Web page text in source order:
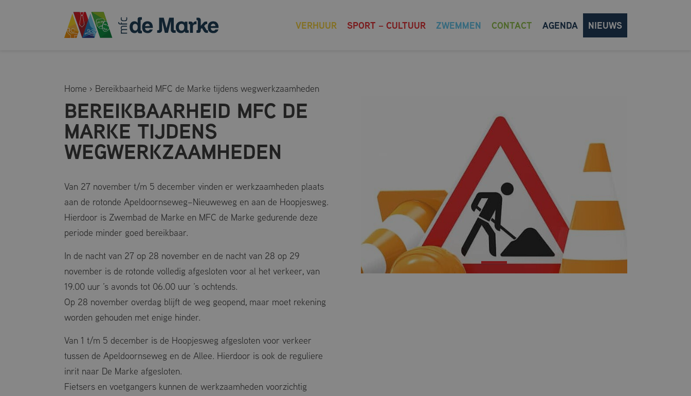
VERHUUR SPORT – CULTUUR ZWEMMEN CONTACT AGENDA NIEUWS
Home › Bereikbaarheid MFC de Marke tijdens wegwerkzaamheden
BEREIKBAARHEID MFC DE
MARKE TIJDENS
WEGWERKZAAMHEDEN
Van 27 november t/m 5 december vinden er werkzaamheden plaats
aan de rotonde Apeldoornseweg–Nieuweweg en aan de Hoopjesweg.
Hierdoor is Zwembad de Marke en MFC de Marke gedurende deze
periode minder goed bereikbaar.
In de nacht van 27 op 28 november en de nacht van 28 op 29
november is de rotonde volledig afgesloten voor al het verkeer, van
19.00 uur ’s avonds tot 06.00 uur ’s ochtends.
Op 28 november overdag blijft de weg geopend, maar moet rekening
worden gehouden met enige hinder.
Van 1 t/m 5 december is de Hoopjesweg afgesloten voor verkeer
tussen de Apeldoornseweg en de Allee. Hierdoor is ook de reguliere
inrit naar De Marke afgesloten.
Fietsers en voetgangers kunnen de werkzaamheden voorzichtig